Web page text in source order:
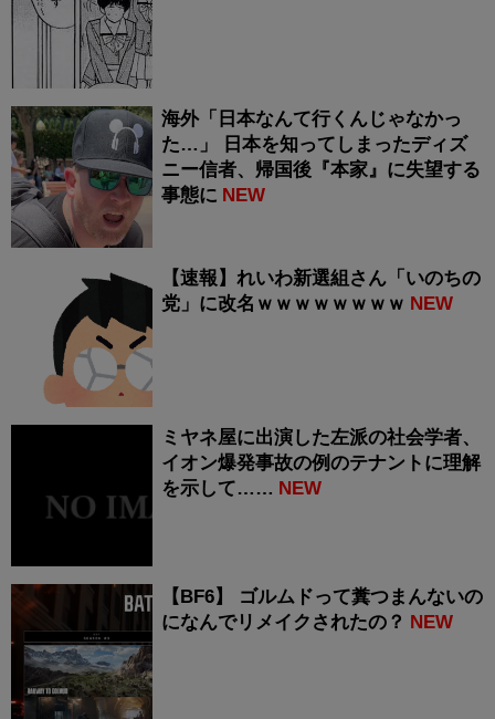
海外「日本なんて行くんじゃなかっ
た…」 日本を知ってしまったディズ
ニー信者、帰国後『本家』に失望する
事態に NEW
【速報】れいわ新選組さん「いのちの
党」に改名ｗｗｗｗｗｗｗｗ NEW
ミヤネ屋に出演した左派の社会学者、
イオン爆発事故の例のテナントに理解
を示して…… NEW
【BF6】 ゴルムドって糞つまんないの
になんでリメイクされたの？ NEW